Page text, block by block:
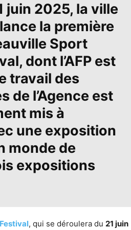
juin 2025, la ville
lance la première
Sport
, dont l’AFP est
travail des
de l’Agence est
mis à
une exposition
monde de
expositions
, qui se déroulera du 21 juin